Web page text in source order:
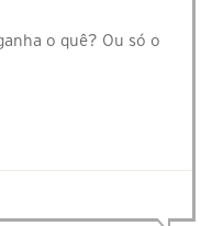
o quê? Ou só o